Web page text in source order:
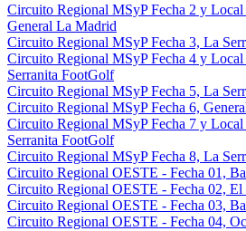
Circuito Regional MSyP Fecha 2 y
General La Madrid
Circuito Regional MSyP Fecha 3, La
Circuito Regional MSyP Fecha 4 y
Serranita FootGolf
Circuito Regional MSyP Fecha 5, La
Circuito Regional MSyP Fecha 6,
Circuito Regional MSyP Fecha 7 y
Serranita FootGolf
Circuito Regional MSyP Fecha 8, La
Circuito Regional OESTE - Fecha 01,
Circuito Regional OESTE - Fecha 02,
Circuito Regional OESTE - Fecha 03,
Circuito Regional OESTE - Fecha 04,